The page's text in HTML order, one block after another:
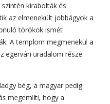
kirabolták és
az elmenekült jobbágyok a
törökök ismét
A templom megmenekül a
egervári uradalom része.
bég, a magyar pedig
megemlíti, hogy a